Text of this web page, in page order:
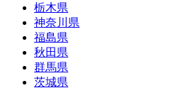
栃木県
神奈川県
福島県
秋田県
群馬県
茨城県